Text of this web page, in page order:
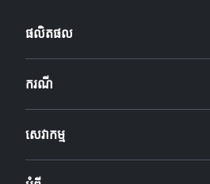
ផលិតផល
ករណី
សេវាកម្ម